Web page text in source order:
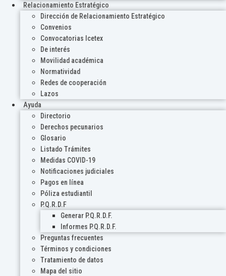
Relacionamiento Estratégico
Dirección de Relacionamiento Estratégico
Convenios
Convocatorias Icetex
De interés
Movilidad académica
Normatividad
Redes de cooperación
Lazos
Ayuda
Directorio
Derechos pecunarios
Glosario
Listado Trámites
Medidas COVID-19
Notificaciones judiciales
Pagos en línea
Póliza estudiantil
P.Q.R.D.F
Generar P.Q.R.D.F.
Informes P.Q.R.D.F.
Preguntas frecuentes
Términos y condiciones
Tratamiento de datos
Mapa del sitio